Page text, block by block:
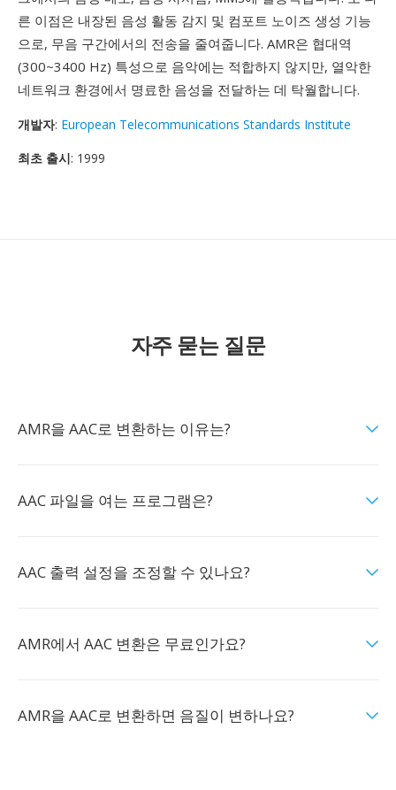
른 이점은 내장된 음성 활동 감지 및 컴포트 노이즈 생성 기능
으로, 무음 구간에서의 전송을 줄여줍니다. AMR은 협대역
(300~3400 Hz) 특성으로 음악에는 적합하지 않지만, 열악한
네트워크 환경에서 명료한 음성을 전달하는 데 탁월합니다.
개발자: European Telecommunications Standards Institute
최초 출시: 1999
자주 묻는 질문
AMR을 AAC로 변환하는 이유는?
AAC 파일을 여는 프로그램은?
AAC 출력 설정을 조정할 수 있나요?
AMR에서 AAC 변환은 무료인가요?
AMR을 AAC로 변환하면 음질이 변하나요?